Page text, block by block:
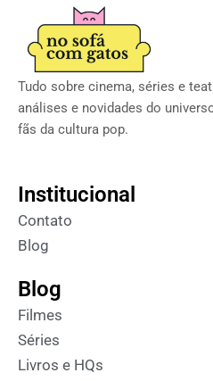
Tudo sobre cinema, séries e
análises e novidades do
fãs da cultura pop.
Institucional
Contato
Blog
Blog
Filmes
Séries
Livros e HQs